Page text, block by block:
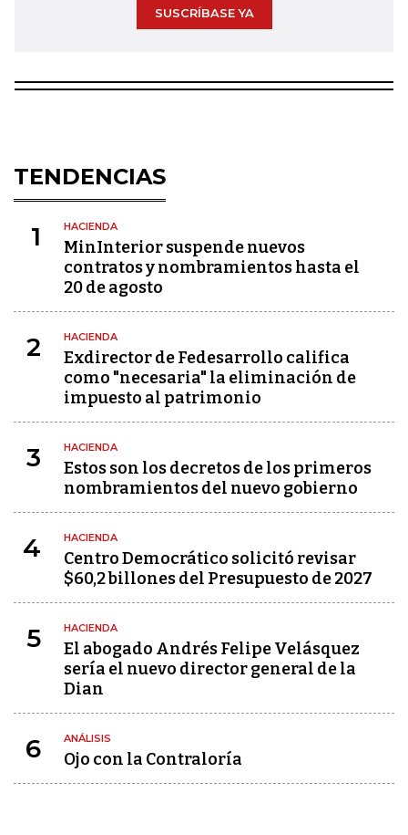
SUSCRÍBASE YA
TENDENCIAS
1 HACIENDA
MinInterior suspende nuevos
contratos y nombramientos hasta el
20 de agosto
2 HACIENDA
Exdirector de Fedesarrollo califica
como "necesaria" la eliminación de
impuesto al patrimonio
3 HACIENDA
Estos son los decretos de los primeros
nombramientos del nuevo gobierno
4 HACIENDA
Centro Democrático solicitó revisar
$60,2 billones del Presupuesto de 2027
5 HACIENDA
El abogado Andrés Felipe Velásquez
sería el nuevo director general de la
Dian
6 ANÁLISIS
Ojo con la Contraloría